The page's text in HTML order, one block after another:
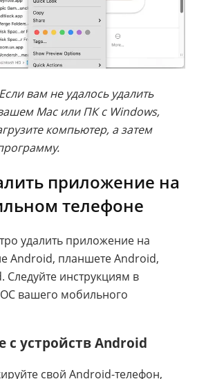
вам не удалось удалить
Mac или ПК с Windows,
компьютер, а затем
приложение на
телефоне
удалить приложение на
Android, планшете Android,
Следуйте инструкциям в
ОС вашего мобильного
с устройств Android
свой Android-телефон,